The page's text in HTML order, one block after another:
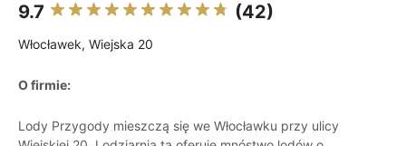
9.7 (42)
Włocławek, Wiejska 20
O firmie:
Lody Przygody mieszczą się we Włocławku przy ulicy